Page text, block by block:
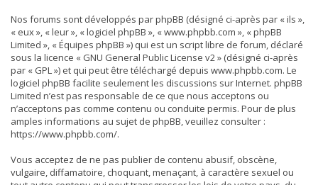
Nos forums sont développés par phpBB (désigné ci-après par « ils »,
« eux », « leur », « logiciel phpBB », « www.phpbb.com », « phpBB
Limited », « Équipes phpBB ») qui est un script libre de forum, déclaré
sous la licence « GNU General Public License v2» (désigné ci-après
par « GPL ») et qui peut être téléchargé depuis www.phpbb.com. Le
logiciel phpBB facilite seulement les discussions sur Internet. phpBB
Limited n’est pas responsable de ce que nous acceptons ou
n’acceptons pas comme contenu ou conduite permis. Pour de plus
amples informations au sujet de phpBB, veuillez consulter :
https://www.phpbb.com/.
Vous acceptez de ne pas publier de contenu abusif, obscène,
vulgaire, diffamatoire, choquant, menaçant, à caractère sexuel ou